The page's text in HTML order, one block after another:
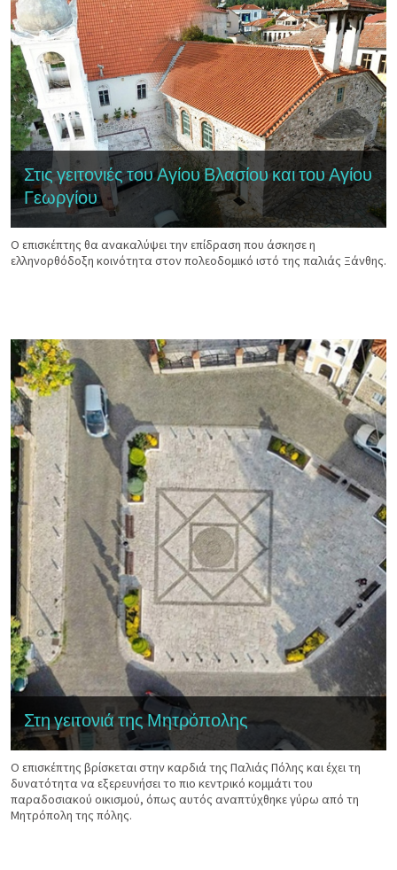
Στις γειτονιές του Αγίου Βλασίου και του Αγίου
Γεωργίου
Ο επισκέπτης θα ανακαλύψει την επίδραση που άσκησε η
ελληνορθόδοξη κοινότητα στον πολεοδομικό ιστό της παλιάς Ξάνθης.
Στη γειτονιά της Μητρόπολης
Ο επισκέπτης βρίσκεται στην καρδιά της Παλιάς Πόλης και έχει τη
δυνατότητα να εξερευνήσει το πιο κεντρικό κομμάτι του
παραδοσιακού οικισμού, όπως αυτός αναπτύχθηκε γύρω από τη
Μητρόπολη της πόλης.